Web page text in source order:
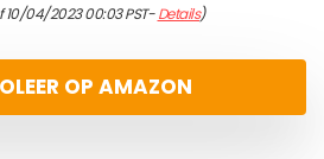
04/2023 00:03 PST-Details)
OP AMAZON